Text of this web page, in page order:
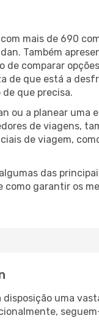
mais de 690
Também
de comparar
de que está a
que precisa.
ou a planear uma
de viagens,
de viagem,
das
garantir os
uma